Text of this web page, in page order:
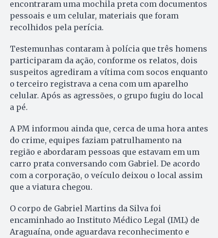
encontraram uma mochila preta com documentos
pessoais e um celular, materiais que foram
recolhidos pela perícia.
Testemunhas contaram à polícia que três homens
participaram da ação, conforme os relatos, dois
suspeitos agrediram a vítima com socos enquanto
o terceiro registrava a cena com um aparelho
celular. Após as agressões, o grupo fugiu do local
a pé.
A PM informou ainda que, cerca de uma hora antes
do crime, equipes faziam patrulhamento na
região e abordaram pessoas que estavam em um
carro prata conversando com Gabriel. De acordo
com a corporação, o veículo deixou o local assim
que a viatura chegou.
O corpo de Gabriel Martins da Silva foi
encaminhado ao Instituto Médico Legal (IML) de
Araguaína, onde aguardava reconhecimento e